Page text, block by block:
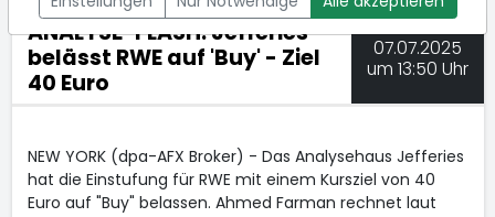
ANALYSE-FLASH: Jefferies
belässt RWE auf 'Buy' - Ziel
40 Euro
07.07.2025
um 13:50 Uhr
NEW YORK (dpa-AFX Broker) - Das Analysehaus Jefferies
hat die Einstufung für RWE mit einem Kursziel von 40
Euro auf "Buy" belassen. Ahmed Farman rechnet laut